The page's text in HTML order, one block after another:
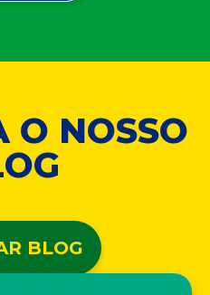
O NOSSO
BLOG